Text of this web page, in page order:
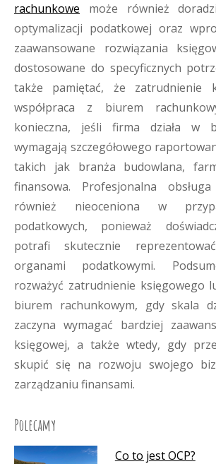
rachunkowe może również
optymalizacji podatkowej oraz
zaawansowane rozwiązania
dostosowane do specyficznych
także pamiętać, że zatrudnienie
współpraca z biurem
konieczna, jeśli firma działa w
wymagają szczegółowego
takich jak branża budowlana,
finansowa. Profesjonalna
również nieoceniona w
podatkowych, ponieważ
potrafi skutecznie
organami podatkowymi.
rozważyć zatrudnienie księgowego
biurem rachunkowym, gdy skala
zaczyna wymagać bardziej
księgowej, a także wtedy, gdy
skupić się na rozwoju swojego
zarządzaniu finansami.
Polecamy
Co to jest OCP?